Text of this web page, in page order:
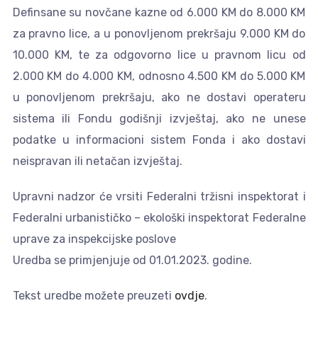
Definsane su novčane kazne od 6.000 KM do 8.000 KM
za pravno lice, a u ponovljenom prekršaju 9.000 KM do
10.000 KM, te za odgovorno lice u pravnom licu od
2.000 KM do 4.000 KM, odnosno 4.500 KM do 5.000 KM
u ponovljenom prekršaju, ako ne dostavi operateru
sistema ili Fondu godišnji izvještaj, ako ne unese
podatke u informacioni sistem Fonda i ako dostavi
neispravan ili netačan izvještaj.
Upravni nadzor će vrsiti Federalni tržisni inspektorat i
Federalni urbanističko – ekološki inspektorat Federalne
uprave za inspekcijske poslove
Uredba se primjenjuje od 01.01.2023. godine.
Tekst uredbe možete preuzeti ovdje.